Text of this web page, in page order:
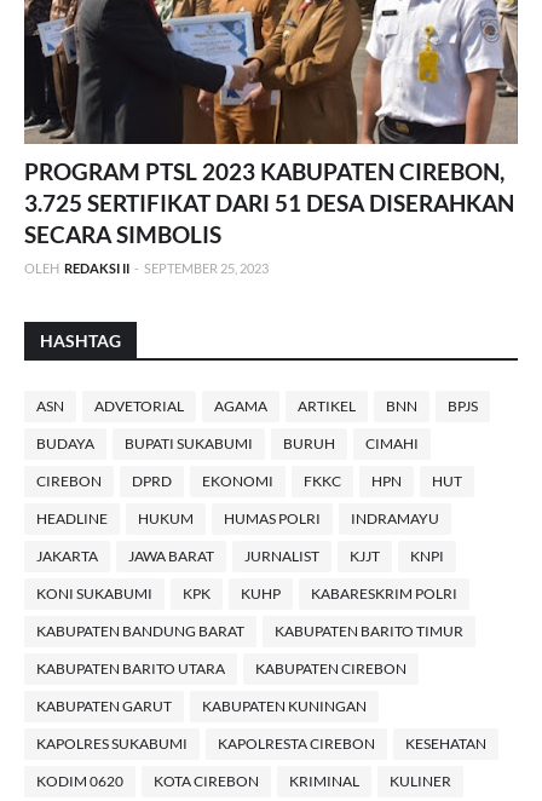
PROGRAM PTSL 2023 KABUPATEN CIREBON,
3.725 SERTIFIKAT DARI 51 DESA DISERAHKAN
SECARA SIMBOLIS
OLEH REDAKSI II - SEPTEMBER 25, 2023
HASHTAG
ASN ADVETORIAL AGAMA ARTIKEL BNN BPJS
BUDAYA BUPATI SUKABUMI BURUH CIMAHI
CIREBON DPRD EKONOMI FKKC HPN HUT
HEADLINE HUKUM HUMAS POLRI INDRAMAYU
JAKARTA JAWA BARAT JURNALIST KJJT KNPI
KONI SUKABUMI KPK KUHP KABARESKRIM POLRI
KABUPATEN BANDUNG BARAT KABUPATEN BARITO TIMUR
KABUPATEN BARITO UTARA KABUPATEN CIREBON
KABUPATEN GARUT KABUPATEN KUNINGAN
KAPOLRES SUKABUMI KAPOLRESTA CIREBON KESEHATAN
KODIM 0620 KOTA CIREBON KRIMINAL KULINER